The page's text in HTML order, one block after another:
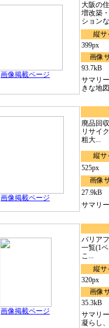
画像掲載ページ
大阪の
増改築
ション
縦サ
399px
画像
93.7kB
サマリ
きな地
画像掲載ページ
廃品回
リサイ
粗大...
縦サ
525px
画像
27.9kB
サマリ
画像掲載ページ
バリア
一覧(1
こ...
縦サ
320px
画像
35.3kB
サマリ
凝らし